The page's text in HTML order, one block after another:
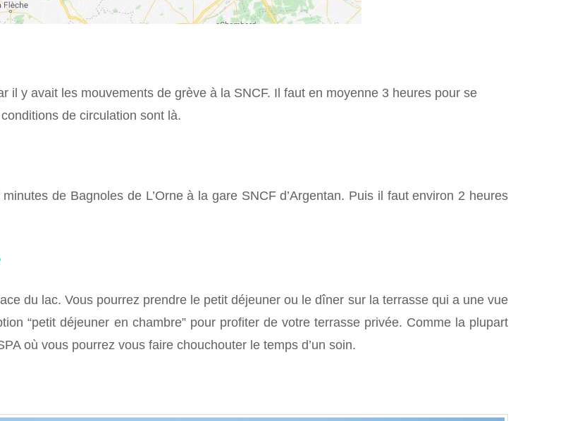
il y avait les mouvements de grève à la SNCF. Il faut en moyenne 3 heures pour se
de circulation sont là.
de Bagnoles de L’Orne à la gare SNCF d’Argentan. Puis il faut environ 2 heures
du lac. Vous pourrez prendre le petit déjeuner ou le dîner sur la terrasse qui a une vue
“petit déjeuner en chambre” pour profiter de votre terrasse privée. Comme la plupart
où vous pourrez vous faire chouchouter le temps d’un soin.